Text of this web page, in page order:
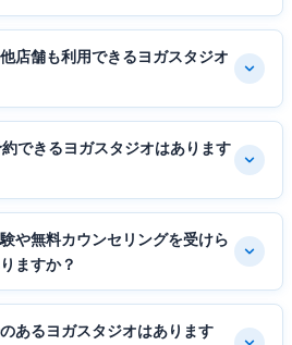
店舗も利用できるヨガスタジオ
できるヨガスタジオはあります
や無料カウンセリングを受けら
ますか？
あるヨガスタジオはあります